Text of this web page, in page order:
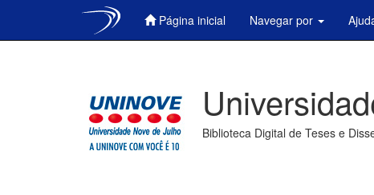
Página inicial Navegar por
Biblioteca Digital de Teses e